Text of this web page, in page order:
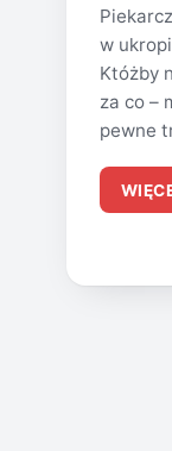
w
Któżby
za co –
pewne